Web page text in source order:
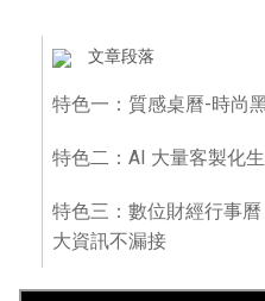
文章段落
特色一：質感桌曆-時尚
特色二：AI 大量客製化
特色三：數位財經行事
大資訊不漏接